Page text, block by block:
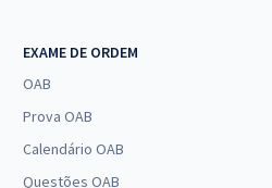
EXAME DE ORDEM
OAB
Prova OAB
Calendário OAB
Questões OAB